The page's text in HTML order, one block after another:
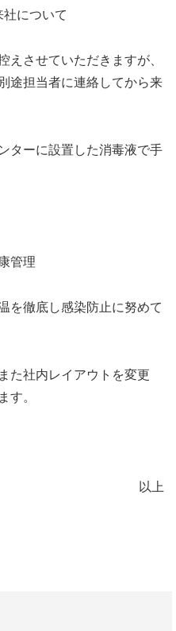
社について
えさせていただきますが、
途担当者に連絡してから来
ターに設置した消毒液で手
康管理
を徹底し感染防止に努めて
た社内レイアウトを変更
す。
以上